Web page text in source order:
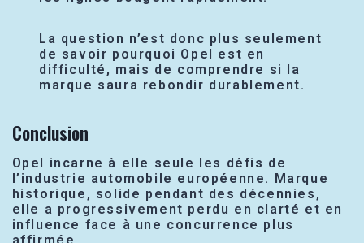
La question n’est donc plus seulement
de savoir pourquoi Opel est en
difficulté, mais de comprendre si la
marque saura rebondir durablement.
Conclusion
Opel incarne à elle seule les défis de
l’industrie automobile européenne. Marque
historique, solide pendant des décennies,
elle a progressivement perdu en clarté et en
influence face à une concurrence plus